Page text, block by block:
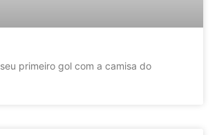
primeiro gol com a camisa do